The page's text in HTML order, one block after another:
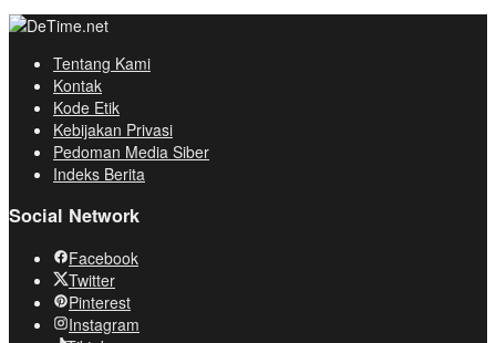
Tentang Kami
Kontak
Kode Etik
Kebijakan Privasi
Pedoman Media Siber
Indeks Berita
Social Network
Facebook
Twitter
Pinterest
Instagram